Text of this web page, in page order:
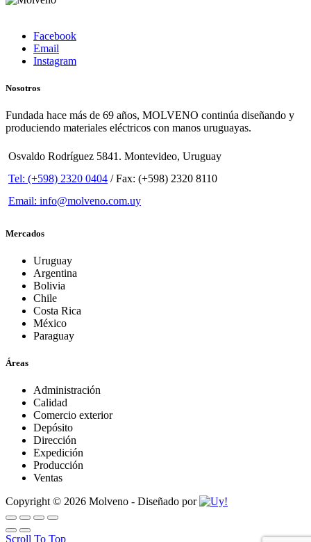
Facebook
Email
Instagram
Nosotros
Fundada hace más de 69 años, MOLVENO continúa diseñando y
produciendo materiales eléctricos con manos uruguayas.
Osvaldo Rodríguez 5841. Montevideo, Uruguay
Tel: (+598) 2320 0404 / Fax: (+598) 2320 8110
Email: info@molveno.com.uy
Mercados
Uruguay
Argentina
Bolivia
Chile
Costa Rica
México
Paraguay
Áreas
Administración
Calidad
Comercio exterior
Depósito
Dirección
Expedición
Producción
Ventas
Copyright © 2026 Molveno - Diseñado por
Scroll To Top